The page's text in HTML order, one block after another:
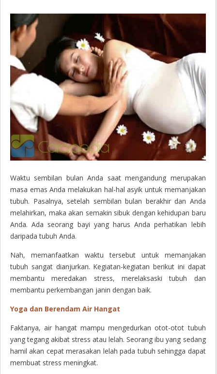
Waktu sembilan bulan Anda saat mengandung merupakan
masa emas Anda melakukan hal-hal asyik untuk memanjakan
tubuh. Pasalnya, setelah sembilan bulan berakhir dan Anda
melahirkan, maka akan semakin sibuk dengan kehidupan baru
Anda. Ada seorang bayi yang harus Anda perhatikan lebih
daripada tubuh Anda.
Nah, memanfaatkan waktu tersebut untuk memanjakan
tubuh sangat dianjurkan. Kegiatan-kegiatan berikut ini dapat
membantu meredakan stress, merelaksaski tubuh dan
membantu perkembangan janin dengan baik.
Yoga dan Berendam Air Hangat
Faktanya, air hangat mampu mengedurkan otot-otot tubuh
yang tegang akibat stress atau lelah. Seorang ibu yang sedang
hamil akan cepat merasakan lelah pada tubuh sehingga dapat
membuat stress meningkat.